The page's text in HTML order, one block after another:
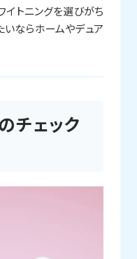
イトニングを選びがち
ならホームやデュア
チェック